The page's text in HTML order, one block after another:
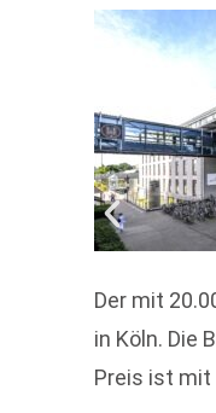
Der mit
in Köln. Die
Preis ist mit